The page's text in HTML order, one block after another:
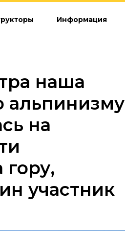
Информация
наша
альпинизму
на
участник